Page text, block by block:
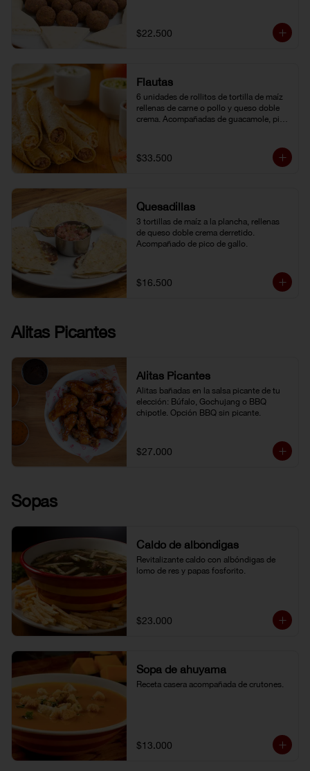
$22.500
Flautas
6 unidades de rollitos de tortilla de maíz
rellenas de carne o pollo y queso doble
crema. Acompañadas de guacamole, pico
$33.500
Quesadillas
3 tortillas de maíz a la plancha, rellenas
de queso doble crema derretido.
Acompañado de pico de gallo.
$16.500
Alitas Picantes
Alitas Picantes
Alitas bañadas en la salsa picante de tu
elección: Búfalo, Gochujang o BBQ
chipotle. Opción BBQ sin picante.
$27.000
Sopas
Caldo de albóndigas
Revitalizante caldo con albóndigas de
lomo de res y papas fosforito.
$23.000
Sopa de ahuyama
Receta casera acompañada de crutones.
$13.000